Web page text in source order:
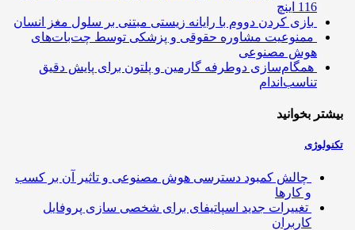
بازی کردن دووم با رایانه زیستی مبتنی بر سلول مغز انسان
ممنوعیت مشاوره حقوقی و پزشکی توسط چت‌بات‌های
هوش مصنوعی
همگام‌سازی دوطرفه گارمین و پلتون برای پایش دقیق
تناسب‌اندام
بخوانید
چالش کمبود دسترسی هوش مصنوعی و تاثیر آن بر کسب
و کارها
تغییرات جدید اسپاتیفای برای شخصی سازی پروفایل
کاربران